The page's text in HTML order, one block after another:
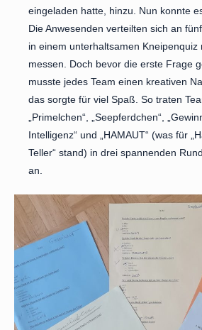
eingeladen hatte, hinzu. Nun konnte
Die Anwesenden verteilten sich an
in einem unterhaltsamen Kneipenquiz
messen. Doch bevor die erste Frage
musste jedes Team einen kreativen
das sorgte für viel Spaß. So traten
„Primelchen“, „Seepferdchen“,
Intelligenz“ und „HAMAUT“ (was für
Teller“ stand) in drei spannenden
an.